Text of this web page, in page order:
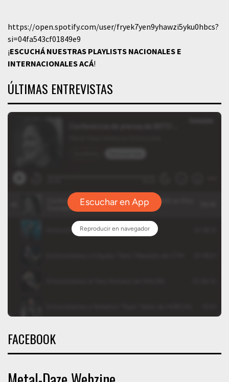
https://open.spotify.com/user/fryek7yen9yhawzi5yku0hbcs?
si=04fa543cf01849e9
¡ESCUCHÁ NUESTRAS PLAYLISTS NACIONALES E
INTERNACIONALESACÁ!
ÚLTIMAS ENTREVISTAS
FACEBOOK